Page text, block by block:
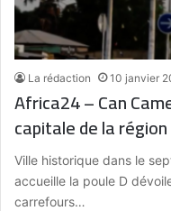
La rédaction 10 janvier
Africa24 – Can
capitale de la
Ville historique dans le
accueille la poule D
carrefours…